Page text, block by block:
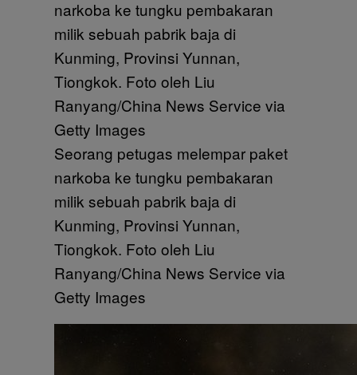
Seorang petugas melempar paket
narkoba ke tungku pembakaran
milik sebuah pabrik baja di
Kunming, Provinsi Yunnan,
Tiongkok. Foto oleh Liu
Ranyang/China News Service via
Getty Images